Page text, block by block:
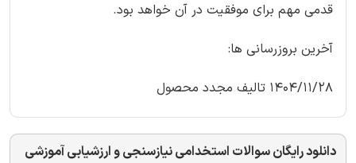
قدمی مهم برای موفقیت در آن خواهد بود.
آخرین بروزرسانی ها:
1404/11/28 تالیف مجدد محصول
دانلود رایگان سوالات استخدامی نیازسنجی و ارزشیابی آموزشی